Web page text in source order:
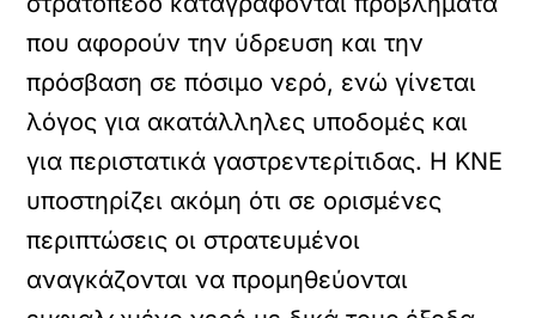
που αφορούν την ύδρευση και την
πρόσβαση σε πόσιμο νερό, ενώ γίνεται
λόγος για ακατάλληλες υποδομές και
για περιστατικά γαστρεντερίτιδας. Η ΚΝΕ
υποστηρίζει ακόμη ότι σε ορισμένες
περιπτώσεις οι στρατευμένοι
αναγκάζονται να προμηθεύονται